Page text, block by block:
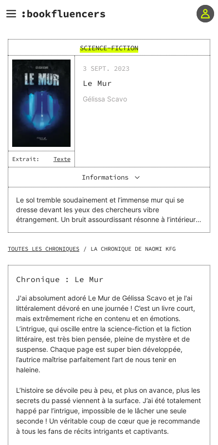
SCIENCE-FICTION
Extrait: Texte
3 SEPT. 2023
Le Mur
Gélissa Scavo
Informations
Le sol tremble soudainement et l’immense mur qui se
dresse devant les yeux des chercheurs vibre
étrangement. Un bruit assourdissant résonne à l’intérieur
bout de quelques minutes, tout cesse et l’immense façade
blanche. En ouvrant ses yeux, Chalon découvre
l’ouverture et remarque une pièce bleue avec un long
ses collègues, Chalon entre dans la pièce et le mur se
referme. Une semaine plus tard, le corps du chercheur est
retrouvé. Plusieurs années après, en 1971, Gilles Cottin
disparaît à son tour, dans les mêmes circonstances que
son prédécesseur. Mais contrairement à Frédéric Chalon,
le corps de Gilles Cottin ne sera pas retrouvé...
TOUTES LES CHRONIQUES / LA CHRONIQUE DE NAOMI KFG
Chronique : Le Mur
J'ai absolument adoré Le Mur de Gélissa Scavo et je l'ai
littéralement dévoré en une journée ! C’est un livre court,
mais extrêmement riche en contenu et en émotions.
L’intrigue, qui oscille entre la science-fiction et la fiction
littéraire, est très bien pensée, pleine de mystère et de
suspense. Chaque page est super bien développée,
l’autrice maîtrise parfaitement l’art de nous tenir en
haleine.
L’histoire se dévoile peu à peu, et plus on avance, plus les
secrets du passé viennent à la surface. J’ai été totalement
happé par l’intrigue, impossible de le lâcher une seule
seconde ! Un véritable coup de cœur que je recommande
à tous les fans de récits intrigants et captivants.